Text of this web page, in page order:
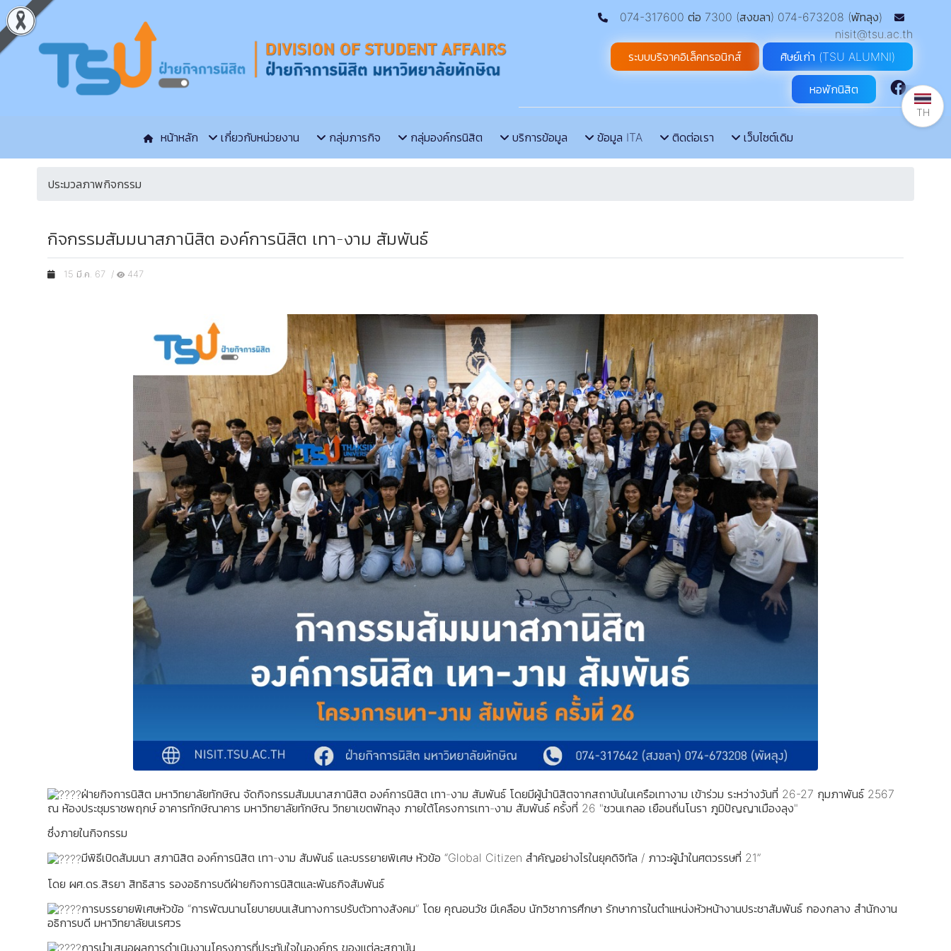
074-317600 ต่อ 7300 (สงขลา) 074-673208 (พัทลุง)
nisit@tsu.ac.th
ระบบบริจาคอิเล็คทรอนิกส์
ศิษย์เก่า (TSU ALUMNI)
หอพักนิสิต
หน้าหลัก เกี่ยวกับหน่วยงาน กลุ่มภารกิจ กลุ่มองค์กรนิสิต บริการข้อมูล ข้อมูล ITA ติดต่อเรา เว็บไซต์เดิม
ประมวลภาพกิจกรรม
กิจกรรมสัมมนาสภานิสิต องค์การนิสิต เทา-งาม สัมพันธ์
15 มี.ค. 67 / 447
ฝ่ายกิจการนิสิต มหาวิทยาลัยทักษิณ จัดกิจกรรมสัมมนาสภานิสิต องค์การนิสิต เทา-งาม สัมพันธ์ โดยมีผู้นำนิสิตจากสถาบันในเครือเทางาม เข้าร่วม ระหว่างวันที่ 26-27 กุมภาพันธ์ 2567
ณ ห้องประชุมราชพฤกษ์ อาคารทักษิณาคาร มหาวิทยาลัยทักษิณ วิทยาเขตพัทลุง ภายใต้โครงการเทา-งาม สัมพันธ์ ครั้งที่ 26 "ชวนเกลอ เยือนถิ่นโนรา ภูมิปัญญาเมืองลุง"
ซึ่งภายในกิจกรรม
มีพิธีเปิดสัมมนา สภานิสิต องค์การนิสิต เทา-งาม สัมพันธ์ และบรรยายพิเศษ หัวข้อ “Global Citizen สำคัญอย่างไรในยุคดิจิทัล / ภาวะผู้นำในศตวรรษที่ 21”
โดย ผศ.ดร.สิรยา สิทธิสาร รองอธิการบดีฝ่ายกิจการนิสิตและพันธกิจสัมพันธ์
การบรรยายพิเศษหัวข้อ “การพัฒนานโยบายบนเส้นทางการปรับตัวทางสังคม” โดย คุณอนวัช มีเคลือบ นักวิชาการศึกษา รักษาการในตำแหน่งหัวหน้างานประชาสัมพันธ์ กองกลาง สำนักงาน
อธิการบดี มหาวิทยาลัยนเรศวร
การนำเสนอผลการดำเนินงานโครงการที่ประทับใจในองค์กร ของแต่ละสถาบัน
TH